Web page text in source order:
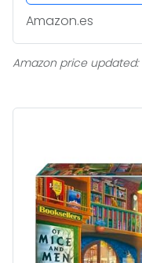
Amazon.es
Amazon price updated: